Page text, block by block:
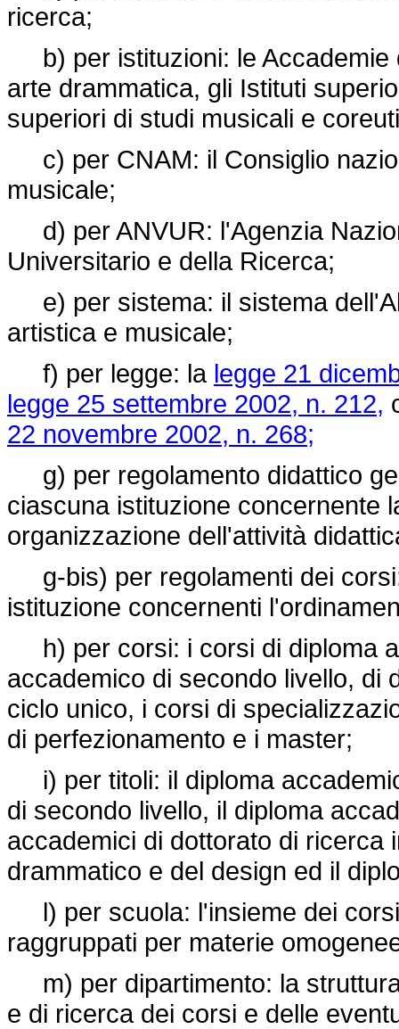
ricerca;
b) per istituzioni: le Accademie
arte drammatica, gli Istituti
superiori di studi musicali e
c) per CNAM: il Consiglio
musicale;
d) per ANVUR: l'Agenzia
Universitario e della Ricerca;
e) per sistema: il sistema
artistica e musicale;
f) per legge: la legge 21
legge 25 settembre 2002, n. 212,
22 novembre 2002, n. 268;
g) per regolamento didattico
ciascuna istituzione concernente
organizzazione dell'attività
g-bis) per regolamenti dei
istituzione concernenti
h) per corsi: i corsi di diploma
accademico di secondo livello, di
ciclo unico, i corsi di
di perfezionamento e i master;
i) per titoli: il diploma
di secondo livello, il diploma
accademici di dottorato di ricerca
drammatico e del design ed il
l) per scuola: l'insieme dei
raggruppati per materie
m) per dipartimento: la
e di ricerca dei corsi e delle